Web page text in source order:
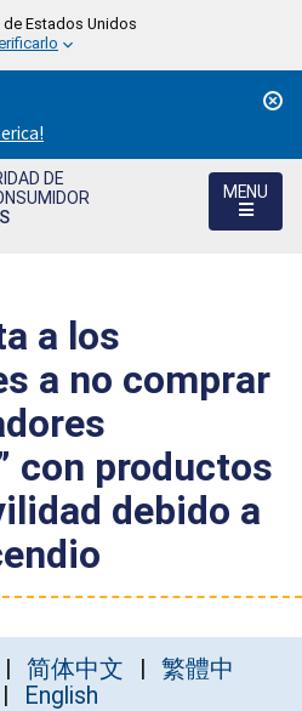
Estados Unidos
DE
MENU
a los
a no comprar
con productos
debido a
简体中文
繁體中
English